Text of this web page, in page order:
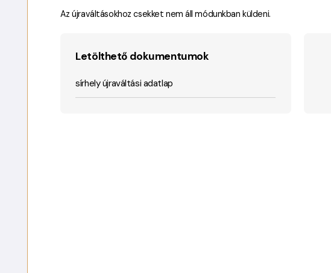
Az újraváltásokhoz csekket nem áll módunkban küldeni.
Letölthető dokumentumok
sírhely újraváltási adatlap